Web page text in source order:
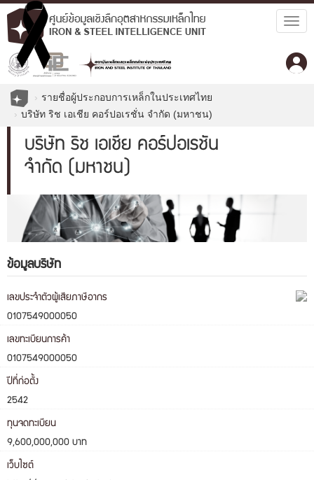
รายชื่อผู้ประกอบการเหล็กในประเทศไทย
บริษัท ริช เอเชีย คอร์ปอเรชั่น จำกัด (มหาชน)
บริษัท ริช เอเชีย คอร์ปอเรชั่น
จำกัด (มหาชน)
ข้อมูลบริษัท
เลขประจำตัวผู้เสียภาษีอากร
0107549000050
เลขทะเบียนการค้า
0107549000050
ปีที่ก่อตั้ง
2542
ทุนจดทะเบียน
9,600,000,000 บาท
เว็บไซต์